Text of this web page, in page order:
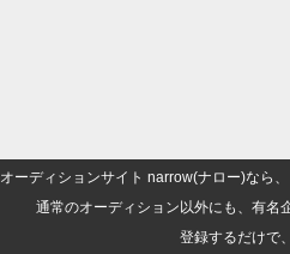
オーディションサイト narrow(ナロー)なら
通常のオーディション以外にも、有名
登録するだけで